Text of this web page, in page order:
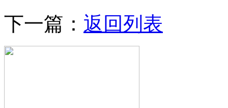
下一篇： 返回列表